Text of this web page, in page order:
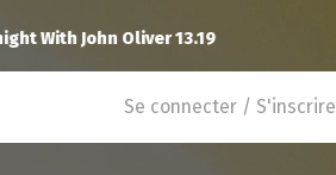
With John Oliver 13.19
Se connecter / S'inscrire